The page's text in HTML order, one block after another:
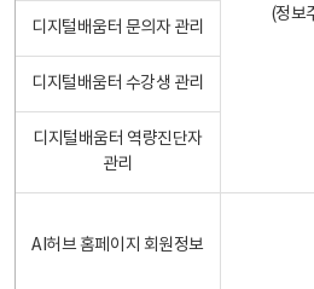
(정보
디지털배움터 문의자 관리
디지털배움터 수강생 관리
디지털배움터 역량진단자
관리
AI허브 홈페이지 회원정보